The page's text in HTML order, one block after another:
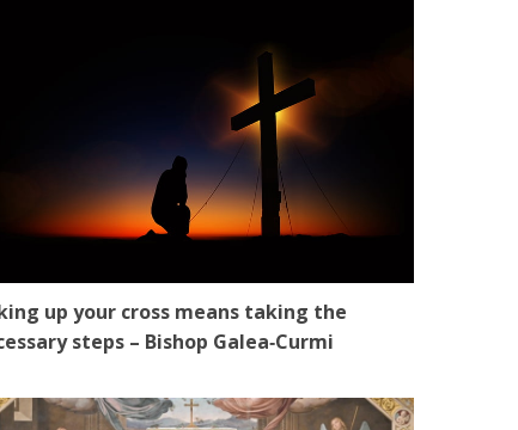
up your cross means taking the
steps – Bishop Galea‑Curmi